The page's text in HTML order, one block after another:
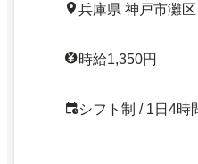
兵庫県 神戸市灘
時給1,350円
シフト制 / 1日4時